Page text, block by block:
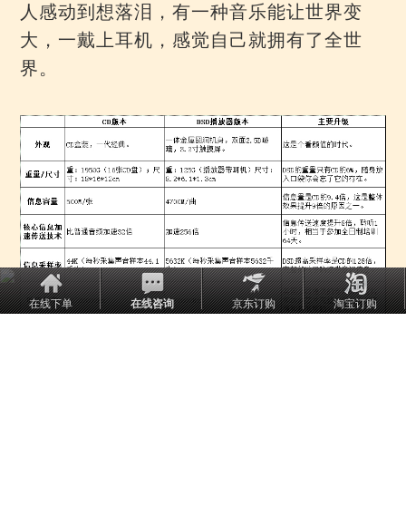
人感动到想落泪，有一种音乐能让世界变
大，一戴上耳机，感觉自己就拥有了全世
界。
在线下单 在线咨询 京东订购 淘宝订购